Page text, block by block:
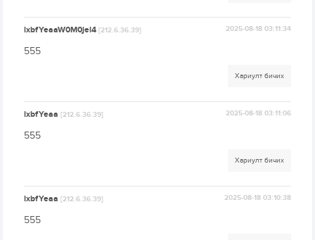
lxbfYeaaW0M0jel4[212.6.36.39] 2025-08-18 03:11:34
555
Хариулт бичих
lxbfYeaa[212.6.36.39] 2025-08-18 03:11:06
555
Хариулт бичих
lxbfYeaa[212.6.36.39] 2025-08-18 03:10:38
555